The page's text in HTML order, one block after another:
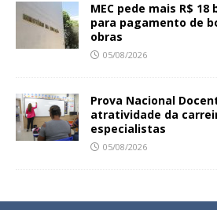
MEC pede mais R$ 18
para pagamento de
obras
05/08/2026
Prova Nacional
atratividade da
especialistas
05/08/2026